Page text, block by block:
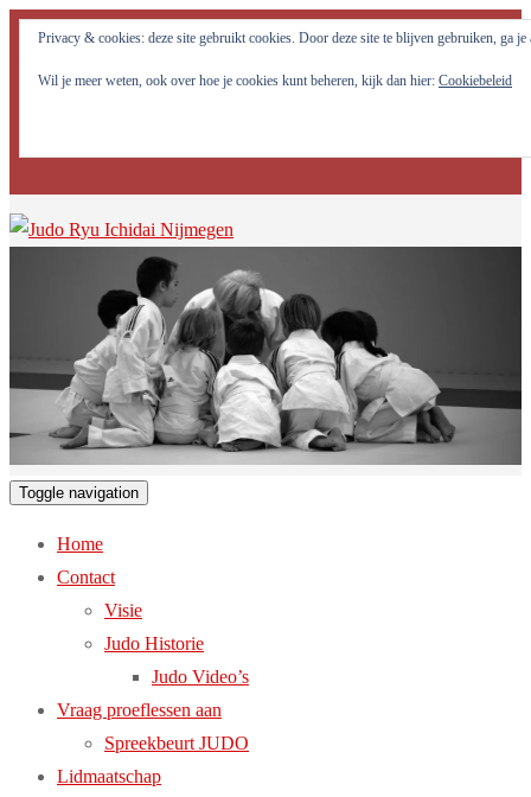
Judo Ryu Ichidai Nijmegen - Alle potentiële krachten in jezelf
Toggle navigation
Home
Contact
Visie
Judo Historie
Judo Video’s
Vraag proeflessen aan
Spreekbeurt JUDO
Lidmaatschap
Privacy & cookies: deze site gebruikt cookies. Door deze site te blijven gebruiken, ga
Wil je meer weten, ook over hoe je cookies kunt beheren, kijk dan hier: Cookiebeleid